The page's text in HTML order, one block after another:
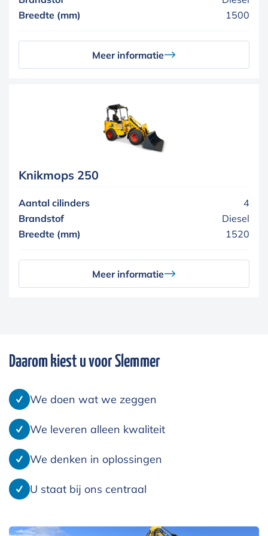
Breedte (mm)
1500
Meer informatie
Knikmops 250
Aantal cilinders
4
Brandstof
Diesel
Breedte (mm)
1520
Meer informatie
Daarom kiest u voor Slemmer
We doen wat we zeggen
We leveren alleen kwaliteit
We denken in oplossingen
U staat bij ons centraal